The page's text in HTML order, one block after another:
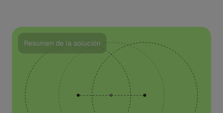
Resumen de la solución